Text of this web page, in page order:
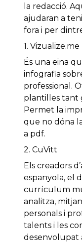
la redacció.
ajudaran a
fora i per
1. Vizualize.me
És una eina
infografia
professional.
plantilles tant
Permet la
que no dóna
a pdf.
2. CuVitt
Els creadors
espanyola, el
currículum
analitza,
personals i
talents i les
desenvolupat